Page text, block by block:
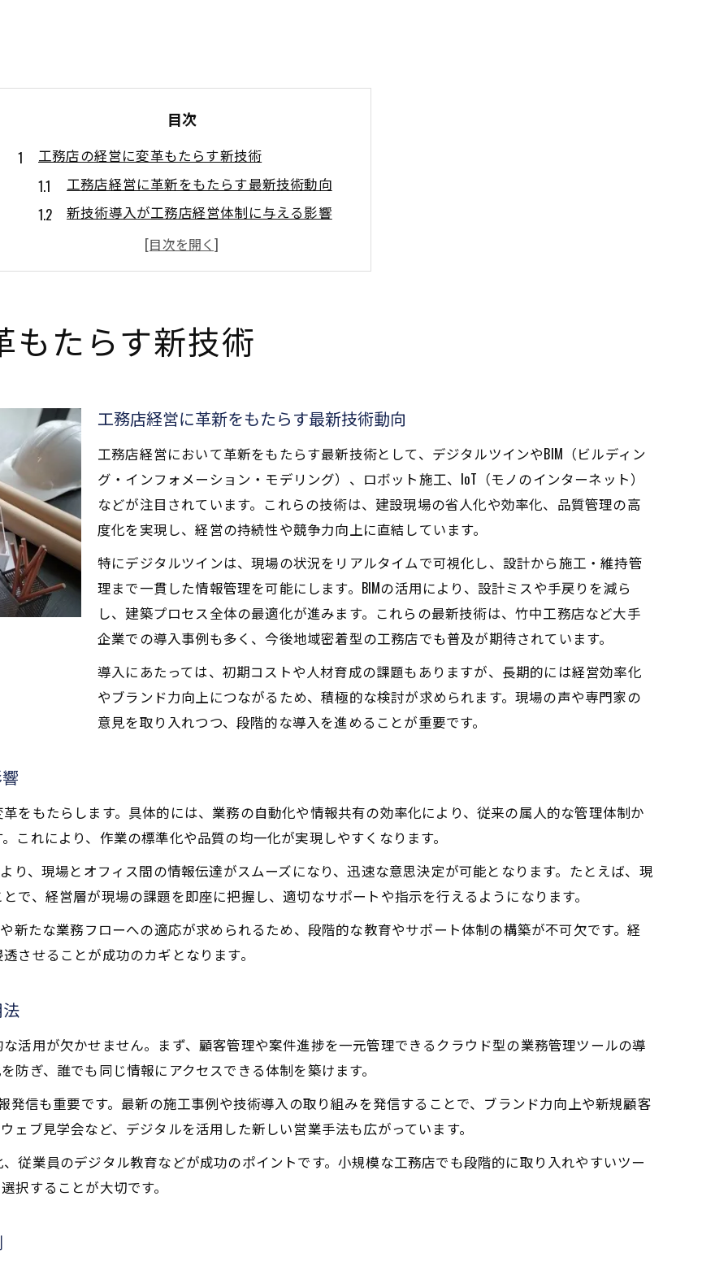
目次
工務店の経営に変革もたらす新技術
工務店経営に革新をもたらす最新技術動向
新技術導入が工務店経営体制に与える影響
工務店経営強化につながるデジタル活用法
経営課題を解決する工務店の新技術事例
デジタル技術が切り開く工務店の未来
工務店経営とデジタル技術の融合による進化
工務店経営を支えるBIMやロボットの可能性
経営戦略に生きるデジタルツイン活用事例
工務店経営力強化へDXが果たす役割とは
経営視点で見る工務店の新技術活用法
工務店経営者が注目すべき新技術の活用法
経営効率化を実現する工務店の技術戦略
工務店経営力を高めるDX推進のポイント
経営課題ごとに選ぶ工務店の技術導入例
工務店経営改善に役立つBIM・ロボット解説
省人化や効率化が進む現場の実例紹介
工務店経営で実現する省人化の最新現場例
効率化を加速させる工務店経営の現場改革
新技術導入で変わる工務店経営と現場運用
新技術導入がブランド力向上に貢献する理由
工務店経営とブランド力を高める技術導入
ブランド向上に直結する工務店経営の新技術
工務店経営で築く信頼と新技術の関係性
新技術が工務店経営の差別化に貢献する要素
工務店経営の進化が描く今後の業界展望
新技術が切り拓く工務店経営の将来性分析
工務店経営の未来を決める技術選定の要点
変わりゆく工務店経営と将来像の考察
新技術が支える工務店経営の可能性拡大
もたらす新技術
工務店経営に革新をもたらす最新技術動向
工務店経営において革新をもたらす最新技術として、デジタルツインやBIM（ビルディン
グ・インフォメーション・モデリング）、ロボット施工、IoT（モノのインターネット）
などが注目されています。これらの技術は、建設現場の省人化や効率化、品質管理の高
度化を実現し、経営の持続性や競争力向上に直結しています。
特にデジタルツインは、現場の状況をリアルタイムで可視化し、設計から施工・維持管
理まで一貫した情報管理を可能にします。BIMの活用により、設計ミスや手戻りを減ら
し、建築プロセス全体の最適化が進みます。これらの最新技術は、竹中工務店など大手
企業での導入事例も多く、今後地域密着型の工務店でも普及が期待されています。
導入にあたっては、初期コストや人材育成の課題もありますが、長期的には経営効率化
やブランド力向上につながるため、積極的な検討が求められます。現場の声や専門家の
意見を取り入れつつ、段階的な導入を進めることが重要です。
をもたらします。具体的には、業務の自動化や情報共有の効率化により、従来の属人的な管理体制か
これにより、作業の標準化や品質の均一化が実現しやすくなります。
り、現場とオフィス間の情報伝達がスムーズになり、迅速な意思決定が可能となります。たとえば、現
で、経営層が現場の課題を即座に把握し、適切なサポートや指示を行えるようになります。
新たな業務フローへの適応が求められるため、段階的な教育やサポート体制の構築が不可欠です。経
させることが成功のカギとなります。
活用が欠かせません。まず、顧客管理や案件進捗を一元管理できるクラウド型の業務管理ツールの導
防ぎ、誰でも同じ情報にアクセスできる体制を築けます。
発信も重要です。最新の施工事例や技術導入の取り組みを発信することで、ブランド力向上や新規顧客
ェブ見学会など、デジタルを活用した新しい営業手法も広がっています。
従業員のデジタル教育などが成功のポイントです。小規模な工務店でも段階的に取り入れやすいツー
択することが大切です。
お問い合わせはこちら
お問い合わせはこちら